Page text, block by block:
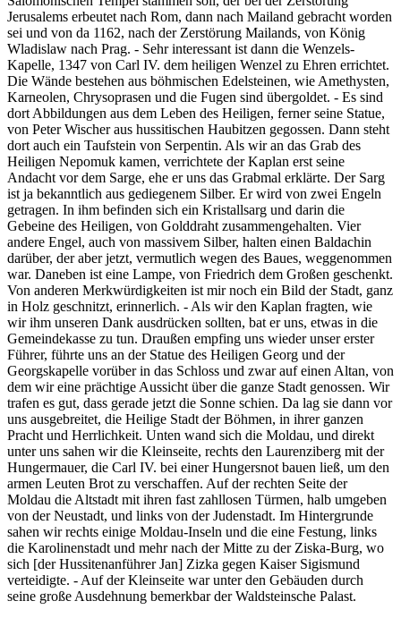
Jerusalems erbeutet nach Rom, dann nach Mailand gebracht worden
sei und von da 1162, nach der Zerstörung Mailands, von König
Wladislaw nach Prag. - Sehr interessant ist dann die Wenzels-
Kapelle, 1347 von Carl IV. dem heiligen Wenzel zu Ehren errichtet.
Die Wände bestehen aus böhmischen Edelsteinen, wie Amethysten,
Karneolen, Chrysoprasen und die Fugen sind übergoldet. - Es sind
dort Abbildungen aus dem Leben des Heiligen, ferner seine Statue,
von Peter Wischer aus hussitischen Haubitzen gegossen. Dann steht
dort auch ein Taufstein von Serpentin. Als wir an das Grab des
Heiligen Nepomuk kamen, verrichtete der Kaplan erst seine
Andacht vor dem Sarge, ehe er uns das Grabmal erklärte. Der Sarg
ist ja bekanntlich aus gediegenem Silber. Er wird von zwei Engeln
getragen. In ihm befinden sich ein Kristallsarg und darin die
Gebeine des Heiligen, von Golddraht zusammengehalten. Vier
andere Engel, auch von massivem Silber, halten einen Baldachin
darüber, der aber jetzt, vermutlich wegen des Baues, weggenommen
war. Daneben ist eine Lampe, von Friedrich dem Großen geschenkt.
Von anderen Merkwürdigkeiten ist mir noch ein Bild der Stadt, ganz
in Holz geschnitzt, erinnerlich. - Als wir den Kaplan fragten, wie
wir ihm unseren Dank ausdrücken sollten, bat er uns, etwas in die
Gemeindekasse zu tun. Draußen empfing uns wieder unser erster
Führer, führte uns an der Statue des Heiligen Georg und der
Georgskapelle vorüber in das Schloss und zwar auf einen Altan, von
dem wir eine prächtige Aussicht über die ganze Stadt genossen. Wir
trafen es gut, dass gerade jetzt die Sonne schien. Da lag sie dann vor
uns ausgebreitet, die Heilige Stadt der Böhmen, in ihrer ganzen
Pracht und Herrlichkeit. Unten wand sich die Moldau, und direkt
unter uns sahen wir die Kleinseite, rechts den Laurenziberg mit der
Hungermauer, die Carl IV. bei einer Hungersnot bauen ließ, um den
armen Leuten Brot zu verschaffen. Auf der rechten Seite der
Moldau die Altstadt mit ihren fast zahllosen Türmen, halb umgeben
von der Neustadt, und links von der Judenstadt. Im Hintergrunde
sahen wir rechts einige Moldau-Inseln und die eine Festung, links
die Karolinenstadt und mehr nach der Mitte zu der Ziska-Burg, wo
sich [der Hussitenanführer Jan] Zizka gegen Kaiser Sigismund
verteidigte. - Auf der Kleinseite war unter den Gebäuden durch
seine große Ausdehnung bemerkbar der Waldsteinsche Palast.